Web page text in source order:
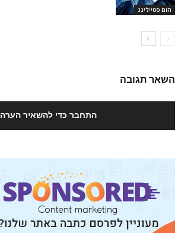
הום סטיילינג
השאר תגובה
התחבר כדי להשאיר הערה